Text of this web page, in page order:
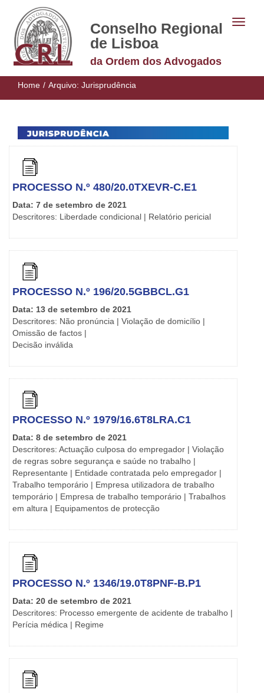
Conselho Regional
de Lisboa
da Ordem dos Advogados
Home / Arquivo: Jurisprudência
PROCESSO N.º 480/20.0TXEVR-C.E1
Data: 7 de setembro de 2021
Descritores: Liberdade condicional | Relatório pericial
PROCESSO N.º 196/20.5GBBCL.G1
Data: 13 de setembro de 2021
Descritores: Não pronúncia | Violação de domicílio |
Omissão de factos |
Decisão inválida
PROCESSO N.º 1979/16.6T8LRA.C1
Data: 8 de setembro de 2021
Descritores: Actuação culposa do empregador | Violação
de regras sobre segurança e saúde no trabalho |
Representante | Entidade contratada pelo empregador |
Trabalho temporário | Empresa utilizadora de trabalho
temporário | Empresa de trabalho temporário | Trabalhos
em altura | Equipamentos de protecção
PROCESSO N.º 1346/19.0T8PNF-B.P1
Data: 20 de setembro de 2021
Descritores: Processo emergente de acidente de trabalho |
Perícia médica | Regime